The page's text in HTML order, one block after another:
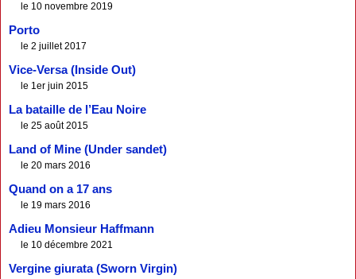
le 10 novembre 2019
Porto
le 2 juillet 2017
Vice-Versa (Inside Out)
le 1er juin 2015
La bataille de l’Eau Noire
le 25 août 2015
Land of Mine (Under sandet)
le 20 mars 2016
Quand on a 17 ans
le 19 mars 2016
Adieu Monsieur Haffmann
le 10 décembre 2021
Vergine giurata (Sworn Virgin)